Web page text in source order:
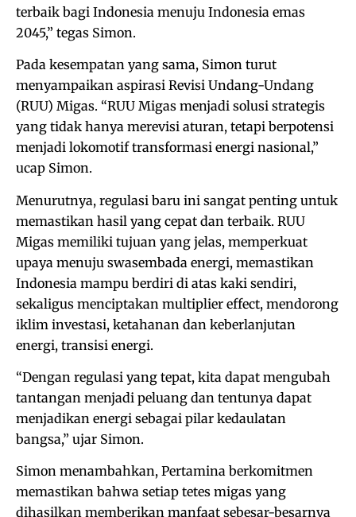
terbaik bagi Indonesia menuju Indonesia emas
2045,” tegas Simon.
Pada kesempatan yang sama, Simon turut
menyampaikan aspirasi Revisi Undang-Undang
(RUU) Migas. “RUU Migas menjadi solusi strategis
yang tidak hanya merevisi aturan, tetapi berpotensi
menjadi lokomotif transformasi energi nasional,”
ucap Simon.
Menurutnya, regulasi baru ini sangat penting untuk
memastikan hasil yang cepat dan terbaik. RUU
Migas memiliki tujuan yang jelas, memperkuat
upaya menuju swasembada energi, memastikan
Indonesia mampu berdiri di atas kaki sendiri,
sekaligus menciptakan multiplier effect, mendorong
iklim investasi, ketahanan dan keberlanjutan
energi, transisi energi.
“Dengan regulasi yang tepat, kita dapat mengubah
tantangan menjadi peluang dan tentunya dapat
menjadikan energi sebagai pilar kedaulatan
bangsa,” ujar Simon.
Simon menambahkan, Pertamina berkomitmen
memastikan bahwa setiap tetes migas yang
dihasilkan memberikan manfaat sebesar-besarnya